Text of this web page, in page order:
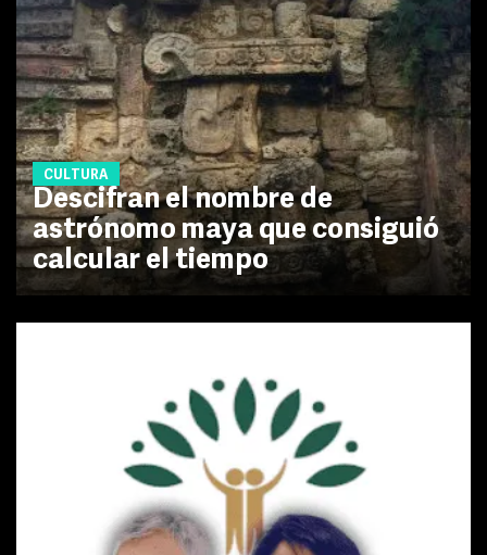
CULTURA
Descifran el nombre de
astrónomo maya que consiguió
calcular el tiempo